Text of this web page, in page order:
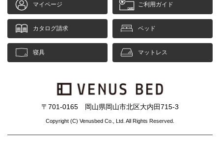
マイページ ご利用ガイド
カタログ請求 ベッド
寝具 マットレス
〒701-0165 岡山県岡山市北区大内田715-3
Copyright (C) Venusbed Co., Ltd. All Rights Reserved.